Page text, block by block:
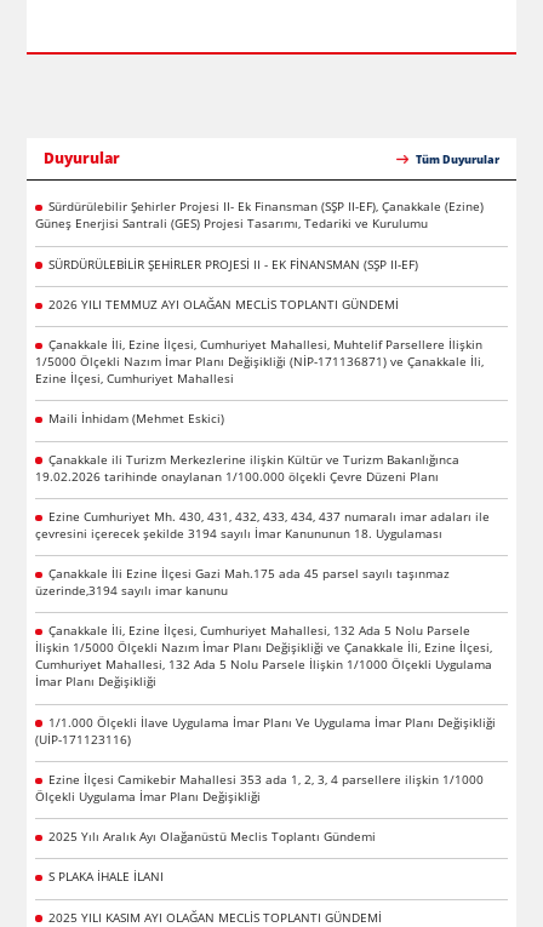
Duyurular Tüm Duyurular
Sürdürülebilir Şehirler Projesi II- Ek Finansman (SŞP II-EF), Çanakkale (Ezine)
Güneş Enerjisi Santrali (GES) Projesi Tasarımı, Tedariki ve Kurulumu
SÜRDÜRÜLEBİLİR ŞEHİRLER PROJESİ II - EK FİNANSMAN (SŞP II-EF)
2026 YILI TEMMUZ AYI OLAĞAN MECLİS TOPLANTI GÜNDEMİ
Çanakkale İli, Ezine İlçesi, Cumhuriyet Mahallesi, Muhtelif Parsellere İlişkin
1/5000 Ölçekli Nazım İmar Planı Değişikliği (NİP-171136871) ve Çanakkale İli,
Ezine İlçesi, Cumhuriyet Mahallesi
Maili İnhidam (Mehmet Eskici)
Çanakkale ili Turizm Merkezlerine ilişkin Kültür ve Turizm Bakanlığınca
19.02.2026 tarihinde onaylanan 1/100.000 ölçekli Çevre Düzeni Planı
Ezine Cumhuriyet Mh. 430, 431, 432, 433, 434, 437 numaralı imar adaları ile
çevresini içerecek şekilde 3194 sayılı İmar Kanununun 18. Uygulaması
Çanakkale İli Ezine İlçesi Gazi Mah.175 ada 45 parsel sayılı taşınmaz
üzerinde,3194 sayılı imar kanunu
Çanakkale İli, Ezine İlçesi, Cumhuriyet Mahallesi, 132 Ada 5 Nolu Parsele
İlişkin 1/5000 Ölçekli Nazım İmar Planı Değişikliği ve Çanakkale İli, Ezine İlçesi,
Cumhuriyet Mahallesi, 132 Ada 5 Nolu Parsele İlişkin 1/1000 Ölçekli Uygulama
İmar Planı Değişikliği
1/1.000 Ölçekli İlave Uygulama İmar Planı Ve Uygulama İmar Planı Değişikliği
(UİP-171123116)
Ezine İlçesi Camikebir Mahallesi 353 ada 1, 2, 3, 4 parsellere ilişkin 1/1000
Ölçekli Uygulama İmar Planı Değişikliği
2025 Yılı Aralık Ayı Olağanüstü Meclis Toplantı Gündemi
S PLAKA İHALE İLANI
2025 YILI KASIM AYI OLAĞAN MECLİS TOPLANTI GÜNDEMİ